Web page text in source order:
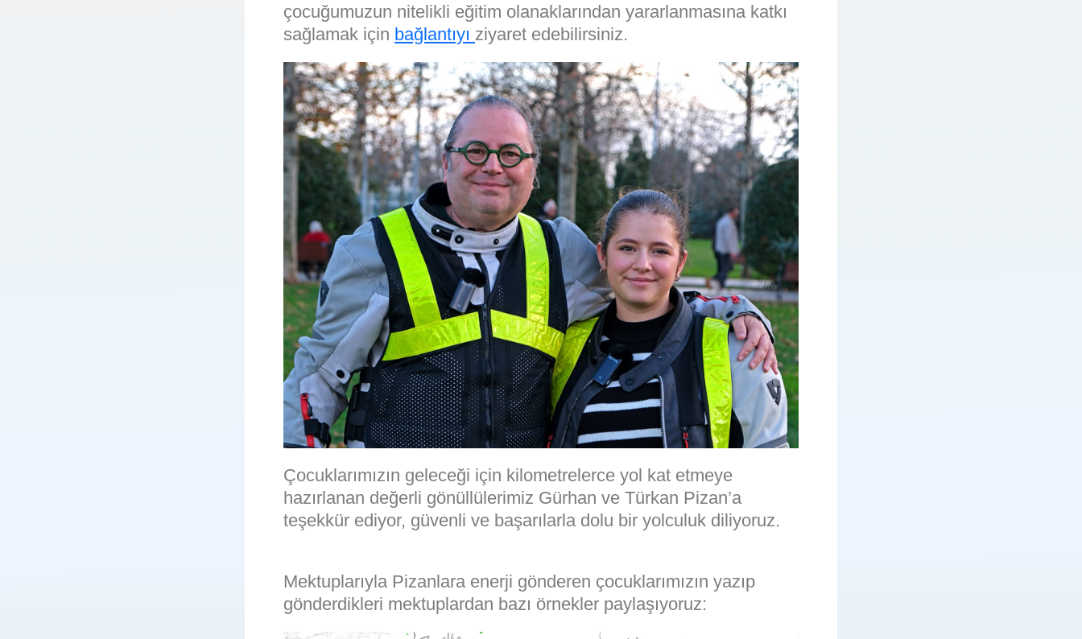
çocuğumuzun nitelikli eğitim olanaklarından yararlanmasına katkı
sağlamak için bağlantıyı ziyaret edebilirsiniz.
Çocuklarımızın geleceği için kilometrelerce yol kat etmeye
hazırlanan değerli gönüllülerimiz Gürhan ve Türkan Pizan’a
teşekkür ediyor, güvenli ve başarılarla dolu bir yolculuk diliyoruz.
Mektuplarıyla Pizanlara enerji gönderen çocuklarımızın yazıp
gönderdikleri mektuplardan bazı örnekler paylaşıyoruz: